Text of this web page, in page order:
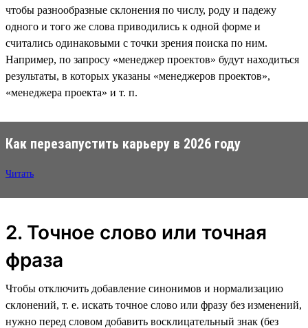
чтобы разнообразные склонения по числу, роду и падежу
одного и того же слова приводились к одной форме и
считались одинаковыми с точки зрения поиска по ним.
Например, по запросу «менеджер проектов» будут находиться
результаты, в которых указаны «менеджеров проектов»,
«менеджера проекта» и т. п.
Как перезапустить карьеру в 2026 году
Читать
2. Точное слово или точная
фраза
Чтобы отключить добавление синонимов и нормализацию
склонений, т. е. искать точное слово или фразу без изменений,
нужно перед словом добавить восклицательный знак (без